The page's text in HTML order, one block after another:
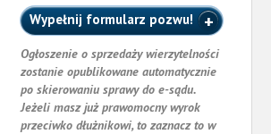
Wypełnij formularz pozwu!
Ogłoszenie o sprzedaży wierzytelności
zostanie opublikowane automatycznie
po skierowaniu sprawy do e-sądu.
Jeżeli masz już prawomocny wyrok
przeciwko dłużnikowi, to zaznacz to w